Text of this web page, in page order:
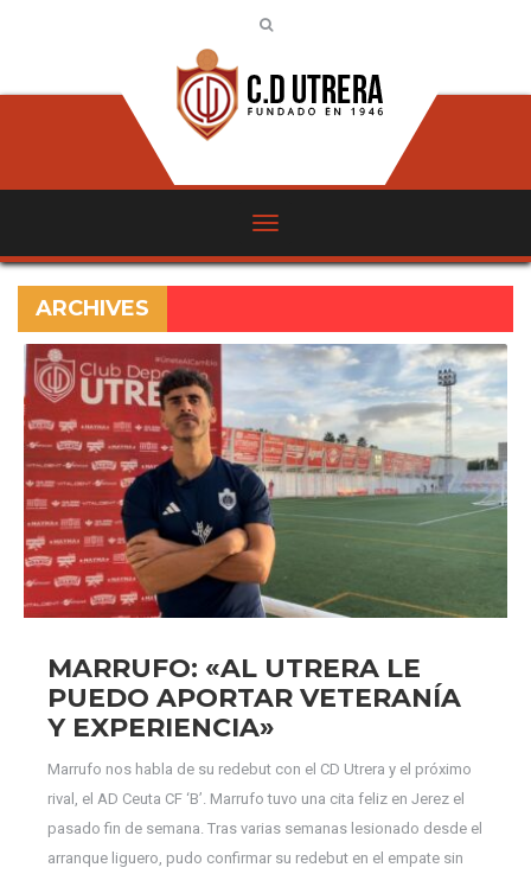
ARCHIVES
MARRUFO: «AL UTRERA LE
PUEDO APORTAR VETERANÍA
Y EXPERIENCIA»
Marrufo nos habla de su redebut con el CD Utrera y el próximo
rival, el AD Ceuta CF ‘B’. Marrufo tuvo una cita feliz en Jerez el
pasado fin de semana. Tras varias semanas lesionado desde el
arranque liguero, pudo confirmar su redebut en el empate sin